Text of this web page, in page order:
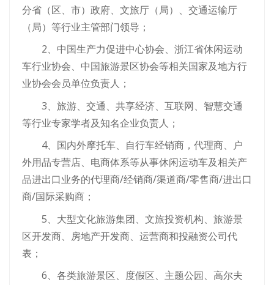
分省（区、市）政府、文旅厅（局）、交通运输厅
（局）等行业主管部门领导；
2、中国生产力促进中心协会、浙江省休闲运动
车行业协会、中国旅游景区协会等相关国家及地方行
业协会会员单位负责人；
3、旅游、交通、共享经济、互联网、智慧交通
等行业专家学者及知名企业负责人；
4、国内外摩托车、自行车经销商，代理商、户
外用品专营店、电商体系等从事休闲运动车及相关产
品进出口业务的代理商/经销商/渠道商/零售商/进出口
商/国际采购商；
5、大型文化旅游集团、文旅投资机构、旅游景
区开发商、房地产开发商、运营商和投融资公司代
表；
6、各类旅游景区、度假区、主题公园、高尔夫